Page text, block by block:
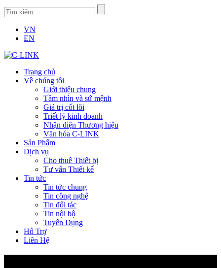
VN
EN
Trang chủ
Về chúng tôi
Giới thiệu chung
Tầm nhìn và sứ mệnh
Giá trị cốt lõi
Triết lý kinh doanh
Nhận diện Thương hiệu
Văn hóa C-LINK
Sản Phẩm
Dịch vụ
Cho thuê Thiết bị
Tư vấn Thiết kế
Tin tức
Tin tức chung
Tin công nghệ
Tin đối tác
Tin nội bộ
Tuyển Dụng
Hỗ Trợ
Liên Hệ